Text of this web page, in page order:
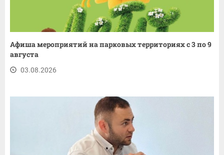
Афиша мероприятий на парковых территориях с 3 по 9
августа
03.08.2026